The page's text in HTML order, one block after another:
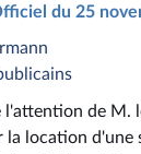
du 25
de M.
location d'une